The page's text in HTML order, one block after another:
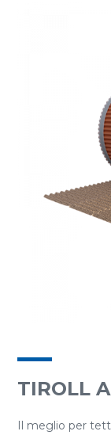
TIROLL
Il meglio per